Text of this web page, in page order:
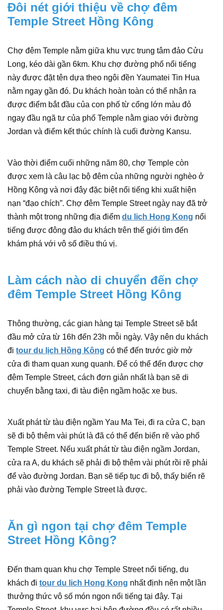
Đôi nét giới thiệu về chợ đêm
Temple Street Hồng Kông
Chợ đêm Temple nằm giữa khu vực trung tâm đảo Cửu
Long, kéo dài gần 6km. Khu chợ đường phố nổi tiếng
này được đặt tên dựa theo ngôi đền Yaumatei Tin Hua
nằm ngay gần đó. Du khách hoàn toàn có thể nhận ra
được điểm bắt đầu của con phố từ cổng lớn màu đỏ
ngay đầu ngã tư của phố Temple nằm giao với đường
Jordan và điểm kết thúc chính là cuối đường Kansu.
Vào thời điểm cuối những năm 80, chợ Temple còn
được xem là câu lạc bộ đêm của những người nghèo ở
Hồng Kông và nơi đây đặc biệt nổi tiếng khi xuất hiện
nạn “đạo chích”. Chợ đêm Temple Street ngày nay đã trở
thành một trong những địa điểm du lich Hong Kong nổi
tiếng được đông đảo du khách trên thế giới tìm đến
khám phá với vô số điều thú vị.
Làm cách nào di chuyển đến chợ
đêm Temple Street Hồng Kông
Thông thường, các gian hàng tại Temple Street sẽ bắt
đầu mở cửa từ 16h đến 23h mỗi ngày. Vậy nên du khách
đi tour du lịch Hồng Kông có thể đến trước giờ mở
cửa đi tham quan xung quanh. Để có thể đến được chợ
đêm Temple Street, cách đơn giản nhất là bạn sẽ di
chuyển bằng taxi, đi tàu điện ngầm hoặc xe bus.
Xuất phát từ tàu điện ngầm Yau Ma Tei, đi ra cửa C, bạn
sẽ đi bộ thêm vài phút là đã có thể đến biển rẽ vào phố
Temple Street. Nếu xuất phát từ tàu điện ngầm Jordan,
cửa ra A, du khách sẽ phải đi bộ thêm vài phút rồi rẽ phải
để vào đường Jordan. Bạn sẽ tiếp tục đi bộ, thấy biển rẽ
phải vào đường Temple Street là được.
Ăn gì ngon tại chợ đêm Temple
Street Hồng Kông?
Đến tham quan khu chợ Temple Street nổi tiếng, du
khách đi tour du lich Hong Kong nhất định nên một lần
thưởng thức vô số món ngon nổi tiếng tại đây. Tại